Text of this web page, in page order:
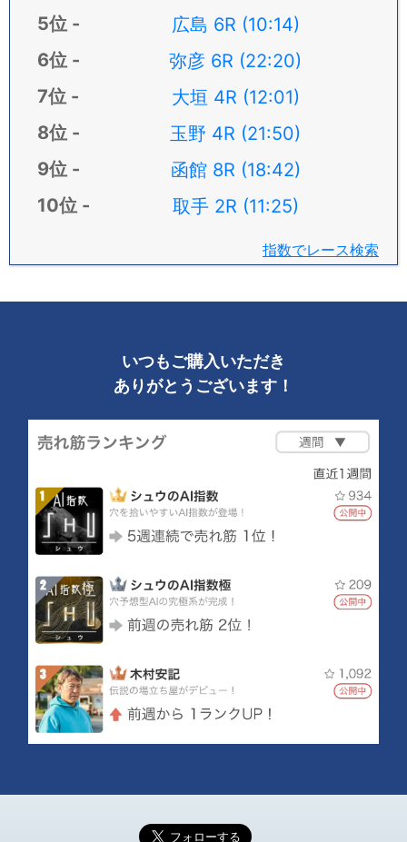
広島 6R (10:14)
弥彦 6R (22:20)
大垣 4R (12:01)
玉野 4R (21:50)
函館 8R (18:42)
取手 2R (11:25)
指数でレース検索
いつもご購入いただき
ありがとうございます！